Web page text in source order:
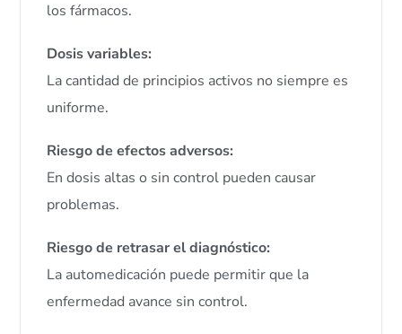
los fármacos.
Dosis variables:
La cantidad de principios activos no siempre es
uniforme.
Riesgo de efectos adversos:
En dosis altas o sin control pueden causar
problemas.
Riesgo de retrasar el diagnóstico:
La automedicación puede permitir que la
enfermedad avance sin control.